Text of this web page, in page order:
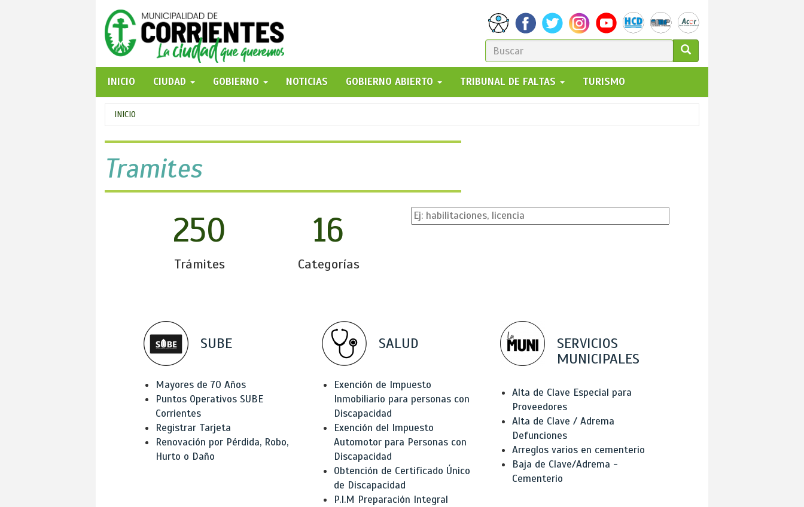
FORMULARIO
DE
BÚSQUEDA
GO!
INICIO
CIUDAD GOBIERNO NOTICIAS GOBIERNO ABIERTO TRIBUNAL DE FALTAS TURISMO
Se
encuentra
usted
aquí
INICIO
Tramites
250
Trámites
16
Categorías
SUBE
Mayores de 70 Años
Puntos Operativos SUBE
Corrientes
Registrar Tarjeta
Renovación por Pérdida, Robo,
Hurto o Daño
SALUD
Exención de Impuesto
Inmobiliario para personas con
Discapacidad
Exención del Impuesto
Automotor para Personas con
Discapacidad
Obtención de Certificado Único
de Discapacidad
P.I.M Preparación Integral
SERVICIOS
MUNICIPALES
Alta de Clave Especial para
Proveedores
Alta de Clave / Adrema
Defunciones
Arreglos varios en cementerio
Baja de Clave/Adrema -
Cementerio